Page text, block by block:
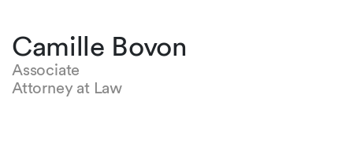
Camille Bovon
Associate
Attorney at Law